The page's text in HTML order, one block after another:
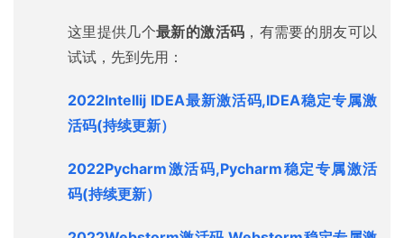
这里提供几个最新的激活码 ，有需要的朋友可以
试试，先到先用：
2022Intellij IDEA最新激活码,IDEA稳定专属激
活码(持续更新）
2022Pycharm激活码,Pycharm稳定专属激活
码(持续更新）